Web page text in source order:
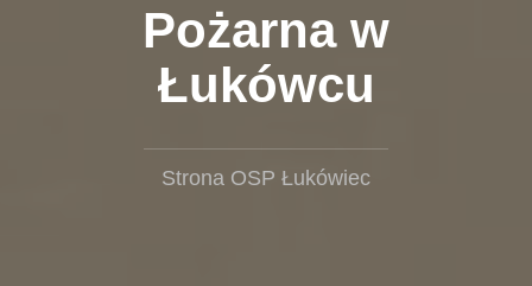
Pożarna w
Łukówcu
Strona OSP Łukówiec